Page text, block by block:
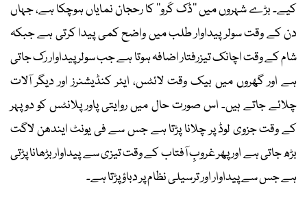
کیے۔ بڑے شہروں میں ’’ڈک کَرو‘‘ کا رحجان نمایاں ہوچکا ہے، جہاں
دن کے وقت سولر پیداوار طلب میں واضح کمی پیدا کرتی ہے جبکہ
شام کے وقت اچانک تیزرفتار اضافہ ہوتا ہے جب سولر پیداوار رک جاتی
ہے اور گھروں میں بیک وقت لائٹس، ایئر کنڈیشنرز اور دیگر آلات
چلائے جاتے ہیں۔ اس صورت حال میں روایتی پاور پلانٹس کو دوپہر
کے وقت جزوی لوڈ پر چلانا پڑتا ہے جس سے فی یونٹ ایندھن لاگت
بڑھ جاتی ہے اور پھر غروبِ آفتاب کے وقت تیزی سے پیداوار بڑھانا پڑتی
ہے جس سے پیداوار اور ترسیلی نظام پر دباؤ پڑتا ہے۔